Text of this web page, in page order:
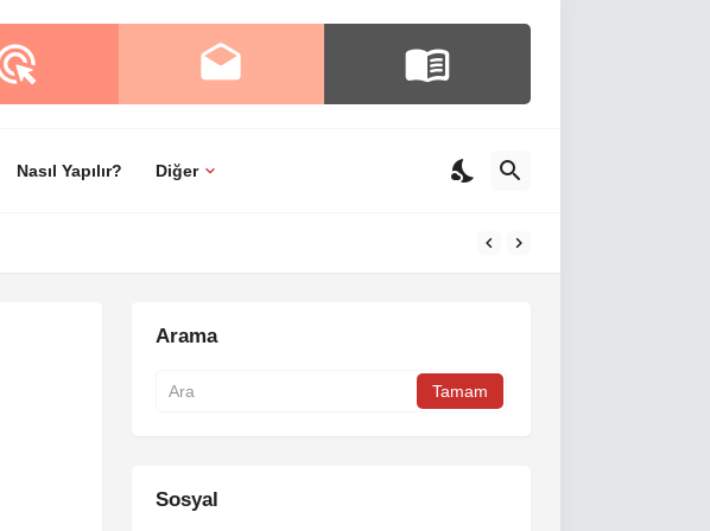
Nasıl Yapılır? Diğer
Arama
Sosyal